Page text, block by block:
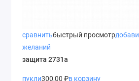
сравнитьбыстрый просмотр
желаний
защита 2731а
пукли300,00 ₽в корзину